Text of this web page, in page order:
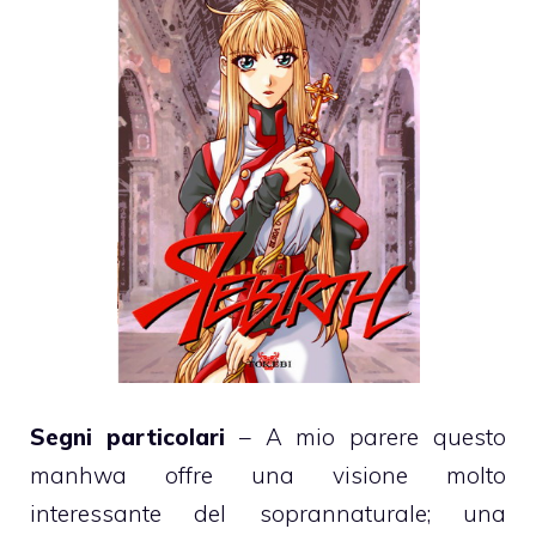
Segni particolari – A mio parere questo
manhwa offre una visione molto
interessante del soprannaturale; una